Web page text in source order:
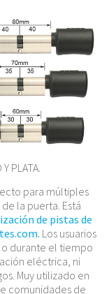
PLATA.
para múltiples
la puerta. Está
de pistas de
Los usuarios
durante el tiempo
eléctrica, ni
Muy utilizado en
comunidades de